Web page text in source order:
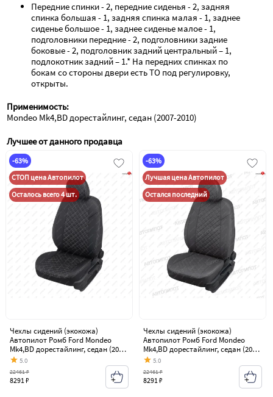
Передние спинки - 2, передние сиденья - 2, задняя
спинка большая - 1, задняя спинка малая - 1, заднее
сиденье большое - 1, заднее сиденье малое - 1,
подголовники передние - 2, подголовники задние
боковые - 2, подголовник задний центральный – 1,
подлокотник задний – 1.* На передних спинках по
бокам со стороны двери есть ТО под регулировку,
открыты.
Применимость:
Mondeo Mk4,BD дорестайлинг, седан (2007-2010)
Лучшее от данного продавца
-63%
СТОП цена Автопилот
Осталось всего 4 шт.
Чехлы сидений (экокожа)
Автопилот Ромб Ford Mondeo
Mk4,BD дорестайлинг, седан (2007-
2010)
5.0
8291 ₽
22461 ₽
-63%
Лучшая цена Автопилот
Остался последний
Чехлы сидений (экокожа)
Автопилот Ромб Ford Mondeo
Mk4,BD дорестайлинг, седан (2007-
2010)
5.0
8291 ₽
22461 ₽